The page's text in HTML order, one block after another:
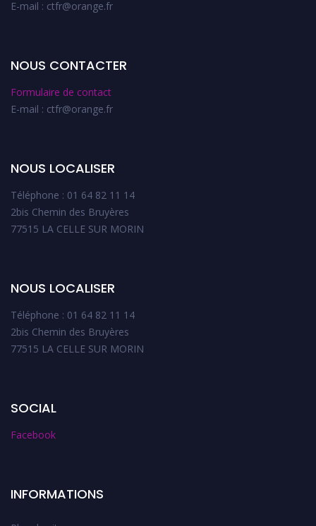
E-mail : ctfr@orange.fr
NOUS CONTACTER
Formulaire de contact
E-mail : ctfr@orange.fr
NOUS LOCALISER
Téléphone : 01 64 82 11 14
2bis Chemin des Bruyères
77515 LA CELLE SUR MORIN
NOUS LOCALISER
Téléphone : 01 64 82 11 14
2bis Chemin des Bruyères
77515 LA CELLE SUR MORIN
SOCIAL
Facebook
INFORMATIONS